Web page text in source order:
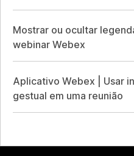
Mostrar ou ocultar
webinar Webex
Aplicativo Webex | Usar
gestual em uma reunião